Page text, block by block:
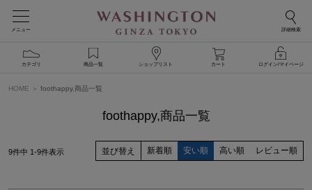
メニュー 詳細検索
カテゴリ 商品一覧 ショップリスト カート ログイン/マイページ
HOME foothappy,商品一覧
foothappy,商品一覧
並び替え 新着順 安い順 高い順 レビュー順
9件中 1-9件表示